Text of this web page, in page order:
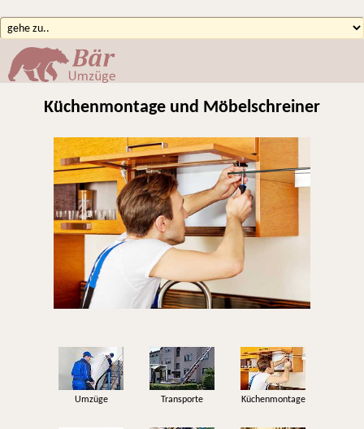
Küchenmontage und Möbelschreiner
Umzüge Transporte Küchenmontage